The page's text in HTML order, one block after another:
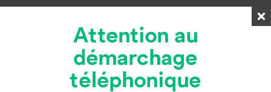
Attention au
démarchage
téléphonique